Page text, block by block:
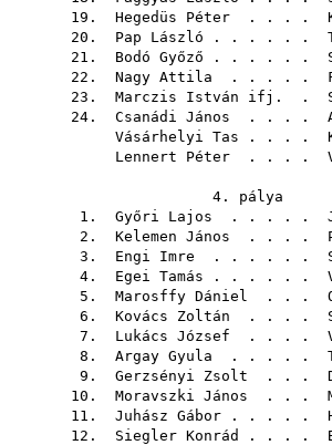
19. Hegedüs Péter . . . .
20. Pap László . . . . . .
21. Bodó Győző . . . . . .
22. Nagy Attila . . . . .
23. Marczis István ifj. .
24. Csanádi János . . . .
Vásárhelyi Tas . . . .
Lennert Péter . . . .
4.
1. Győri Lajos . . . . .
2. Kelemen János . . . .
3. Engi Imre . . . . . .
4. Egei Tamás . . . . . .
5. Marosffy Dániel . . .
6. Kovács Zoltán . . . .
7. Lukács József . . . .
8. Argay Gyula . . . . .
9. Gerzsényi Zsolt . . .
10. Moravszki János . . .
11. Juhász Gábor . . . . .
12. Siegler Konrád . . . .